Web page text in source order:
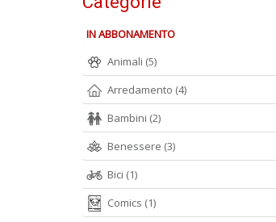
IN ABBONAMENTO
Animali (5)
Arredamento (4)
Bambini (2)
Benessere (3)
Bici (1)
Comics (1)